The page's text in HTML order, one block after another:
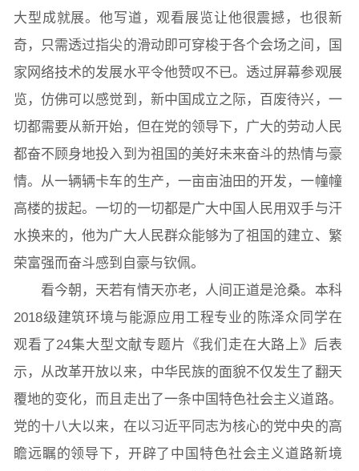
大型成就展。他写道，观看展览让他很震撼，也很新
奇，只需透过指尖的滑动即可穿梭于各个会场之间，国
家网络技术的发展水平令他赞叹不已。透过屏幕参观展
览，仿佛可以感觉到，新中国成立之际，百废待兴，一
切都需要从新开始，但在党的领导下，广大的劳动人民
都奋不顾身地投入到为祖国的美好未来奋斗的热情与豪
情。从一辆辆卡车的生产，一亩亩油田的开发，一幢幢
高楼的拔起。一切的一切都是广大中国人民用双手与汗
水换来的，他为广大人民群众能够为了祖国的建立、繁
荣富强而奋斗感到自豪与钦佩。
看今朝，天若有情天亦老，人间正道是沧桑。本科
2018级建筑环境与能源应用工程专业的陈泽众同学在
观看了24集大型文献专题片《我们走在大路上》后表
示，从改革开放以来，中华民族的面貌不仅发生了翻天
覆地的变化，而且走出了一条中国特色社会主义道路。
党的十八大以来，在以习近平同志为核心的党中央的高
瞻远瞩的领导下，开辟了中国特色社会主义道路新境